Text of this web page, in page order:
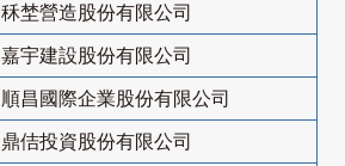
秝埜營造股份有限公司
嘉宇建設股份有限公司
順昌國際企業股份有限公司
鼎佶投資股份有限公司